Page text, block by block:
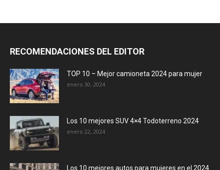
RECOMENDACIONES DEL EDITOR
TOP 10 – Mejor camioneta 2024 para mujer
enero 30, 2024
Los 10 mejores SUV 4×4 Todoterreno 2024
enero 22, 2024
Los 10 mejores autos para mujeres en el 2024